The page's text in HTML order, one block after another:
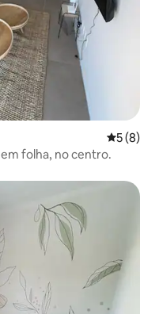
5 (8)
folha, no centro.